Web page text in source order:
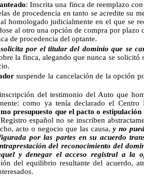
: Inscrita una finca de reemplazo
de procedencia en tanto se acredite su
homologado judicialmente en el que se
al otro una opción de compra por plazo
de procedencia del optante.
solicita por el titular del dominio que se
la finca, alegando que nunca se
suspende la cancelación de la opción
del testimonio del Auto que
como ya tenía declarado el
presupuesto que el pacto o
español no se inscriben
acto o negocio que las causa,y no
por las partes en su acuerdo
del reconocimiento del
y denegar el acceso registral a la
del equilibrio resultante del acuerdo,